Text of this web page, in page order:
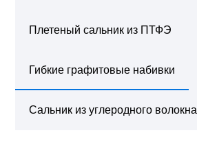
Плетеный сальник из ПТФЭ
Гибкие графитовые набивки
Сальник из углеродного волокна